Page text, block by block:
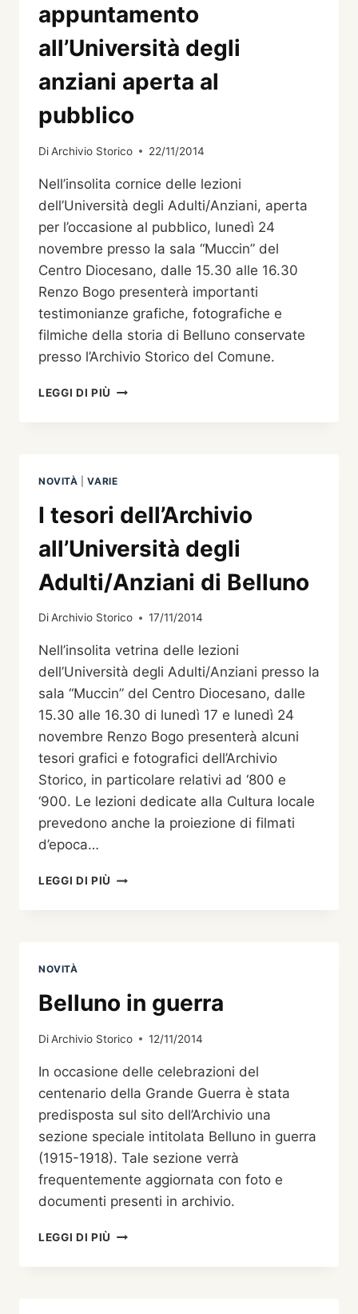
appuntamento
all’Università degli
anziani aperta al
pubblico
DiArchivio Storico 22/11/2014
Nell’insolita cornice delle lezioni
dell’Università degli Adulti/Anziani, aperta
per l’occasione al pubblico, lunedì 24
novembre presso la sala “Muccin” del
Centro Diocesano, dalle 15.30 alle 16.30
Renzo Bogo presenterà importanti
testimonianze grafiche, fotografiche e
filmiche della storia di Belluno conservate
presso l’Archivio Storico del Comune.
LEGGI DI PIÙ 24
APERTA
AL
PUBBLICO
NOVITÀ |VARIE
I tesori dell’Archivio
all’Università degli
Adulti/Anziani di Belluno
DiArchivio Storico 17/11/2014
Nell’insolita vetrina delle lezioni
dell’Università degli Adulti/Anziani presso la
sala “Muccin” del Centro Diocesano, dalle
15.30 alle 16.30 di lunedì 17 e lunedì 24
novembre Renzo Bogo presenterà alcuni
tesori grafici e fotografici dell’Archivio
Storico, in particolare relativi ad ‘800 e
‘900. Le lezioni dedicate alla Cultura locale
prevedono anche la proiezione di filmati
d’epoca…
LEGGI DI PIÙ
BELLUNO
NOVITÀ
Belluno in guerra
DiArchivio Storico 12/11/2014
In occasione delle celebrazioni del
centenario della Grande Guerra è stata
predisposta sul sito dell’Archivio una
sezione speciale intitolata Belluno in guerra
(1915-1918). Tale sezione verrà
frequentemente aggiornata con foto e
documenti presenti in archivio.
LEGGI DI PIÙ BELLUNO